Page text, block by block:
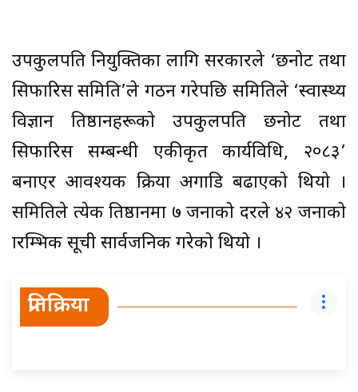
उपकुलपति नियुक्तिका लागि सरकारले ‘छनोट तथा
सिफारिस समिति’ले गठन गरेपछि समितिले ‘स्वास्थ्य
विज्ञान प्रतिष्ठानहरूको उपकुलपति छनोट तथा
सिफारिस सम्बन्धी एकीकृत कार्यविधि, २०८३’
बनाएर आवश्यक प्रक्रिया अगाडि बढाएको थियो ।
समितिले प्रत्येक प्रतिष्ठानमा ७ जनाको दरले ४२ जनाको
प्रारम्भिक सूची सार्वजनिक गरेको थियो ।
प्रतिक्रिया